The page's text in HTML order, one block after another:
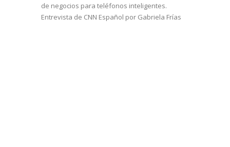
de negocios para teléfonos inteligentes.
Entrevista de CNN Español por Gabriela Frías